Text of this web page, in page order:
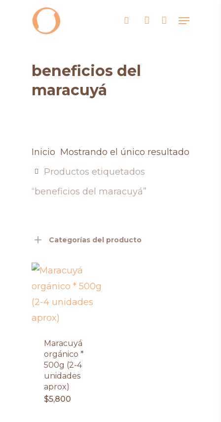
searchaccount
Menu
beneficios del
maracuyá
Mostrando el único resultado
Inicio
Productos etiquetados
“beneficios del maracuyá”
Categorías del producto
Maracuyá
orgánico *
500g (2-4
unidades
aprox)
$5,800